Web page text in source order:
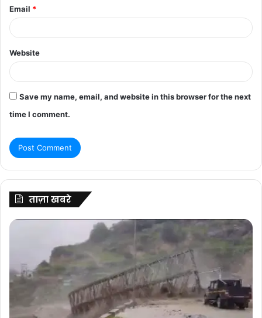
Email *
Website
Save my name, email, and website in this browser for the next
time I comment.
ताज़ा खबरे